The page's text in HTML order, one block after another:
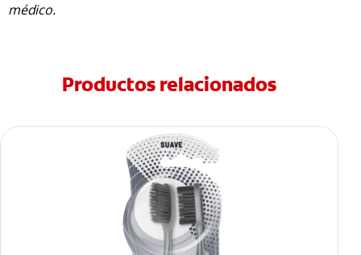
médico.
Productos relacionados